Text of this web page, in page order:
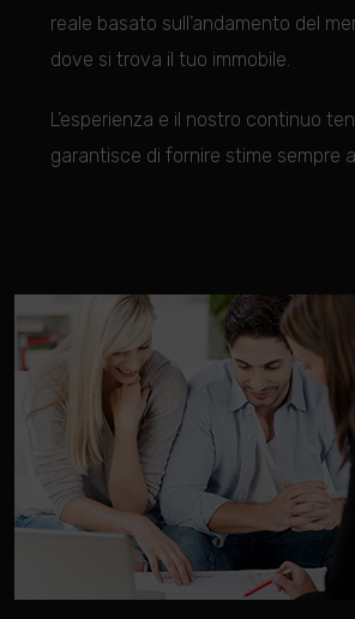
reale basato sull’andamento del
dove si trova il tuo immobile.
L’esperienza e il nostro continuo
garantisce di fornire stime sempre